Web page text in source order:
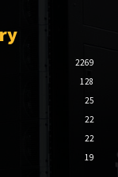
2269
128
25
22
22
19